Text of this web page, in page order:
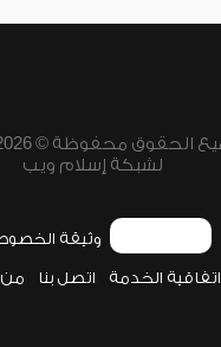
لشبكة إسلام ويب
وثيقة
اتفاقية الخدمة اتصل بنا